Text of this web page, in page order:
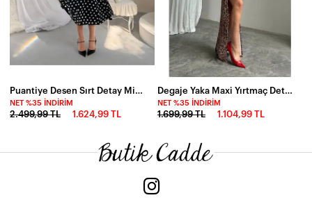
Puantiye Desen Sırt Detay Midi Boy Elbise Siyah
NET %35 İNDIRIM
2.499,99 TL 1.624,99 TL
Degaje Yaka Maxi Yırtmaç Detay Elbise
NET %35 İNDIRIM
1.699,99 TL 1.104,99 TL